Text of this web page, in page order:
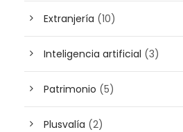
Extranjería (10)
Inteligencia artificial (3)
Patrimonio (5)
Plusvalía (2)